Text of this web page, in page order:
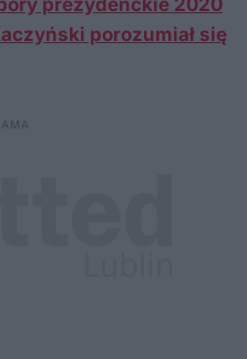
prezydenckie 2020
porozumiał się